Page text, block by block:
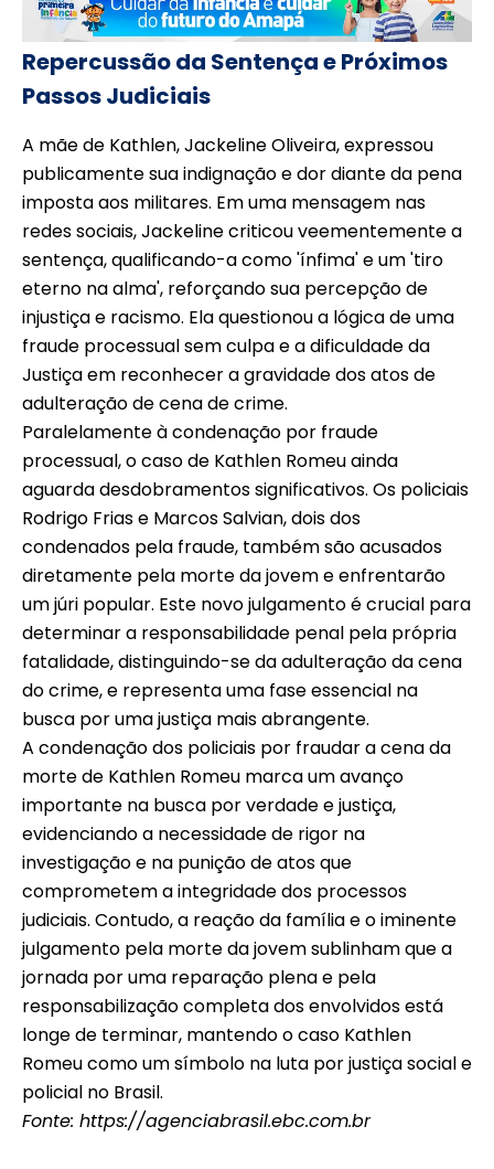
Repercussão da Sentença e Próximos
Passos Judiciais
A mãe de Kathlen, Jackeline Oliveira, expressou
publicamente sua indignação e dor diante da pena
imposta aos militares. Em uma mensagem nas
redes sociais, Jackeline criticou veementemente a
sentença, qualificando-a como 'ínfima' e um 'tiro
eterno na alma', reforçando sua percepção de
injustiça e racismo. Ela questionou a lógica de uma
fraude processual sem culpa e a dificuldade da
Justiça em reconhecer a gravidade dos atos de
adulteração de cena de crime.
Paralelamente à condenação por fraude
processual, o caso de Kathlen Romeu ainda
aguarda desdobramentos significativos. Os policiais
Rodrigo Frias e Marcos Salvian, dois dos
condenados pela fraude, também são acusados
diretamente pela morte da jovem e enfrentarão
um júri popular. Este novo julgamento é crucial para
determinar a responsabilidade penal pela própria
fatalidade, distinguindo-se da adulteração da cena
do crime, e representa uma fase essencial na
busca por uma justiça mais abrangente.
A condenação dos policiais por fraudar a cena da
morte de Kathlen Romeu marca um avanço
importante na busca por verdade e justiça,
evidenciando a necessidade de rigor na
investigação e na punição de atos que
comprometem a integridade dos processos
judiciais. Contudo, a reação da família e o iminente
julgamento pela morte da jovem sublinham que a
jornada por uma reparação plena e pela
responsabilização completa dos envolvidos está
longe de terminar, mantendo o caso Kathlen
Romeu como um símbolo na luta por justiça social e
policial no Brasil.
Fonte: https://agenciabrasil.ebc.com.br